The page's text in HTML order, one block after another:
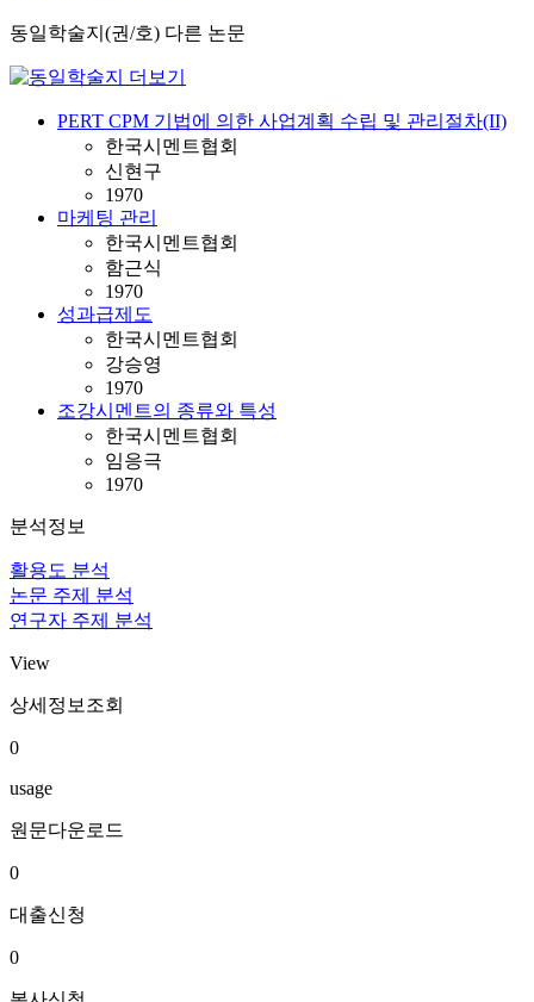
동일학술지(권/호) 다른 논문
PERT CPM 기법에 의한 사업계획 수립 및 관리절차(II)
한국시멘트협회
신현구
1970
마케팅 관리
한국시멘트협회
함근식
1970
성과급제도
한국시멘트협회
강승영
1970
조강시멘트의 종류와 특성
한국시멘트협회
임응극
1970
분석정보
활용도 분석
논문 주제 분석
연구자 주제 분석
View
상세정보조회
0
usage
원문다운로드
0
대출신청
0